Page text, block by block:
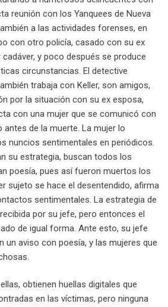
reunión con los Yanquees de Nueva
a las actividades forenses, en
con otro policía, casado con su ex
y poco después se produce
circunstancias. El detective
trabaja con Keller, son amigos,
por la situación con su ex esposa,
con una mujer que se comunicó con
de la muerte. La mujer lo
nuncios sentimentales en periódicos.
su estrategia, buscan todos los
poesía, pues así fueron muertos los
sujeto se hace el desentendido, afirma
sentimentales. La estrategia de
por su jefe, pero entonces el
de igual forma. Ante esto, su jefe
un aviso con poesía, y las mujeres que
obtienen huellas digitales que
en las víctimas, pero ninguna